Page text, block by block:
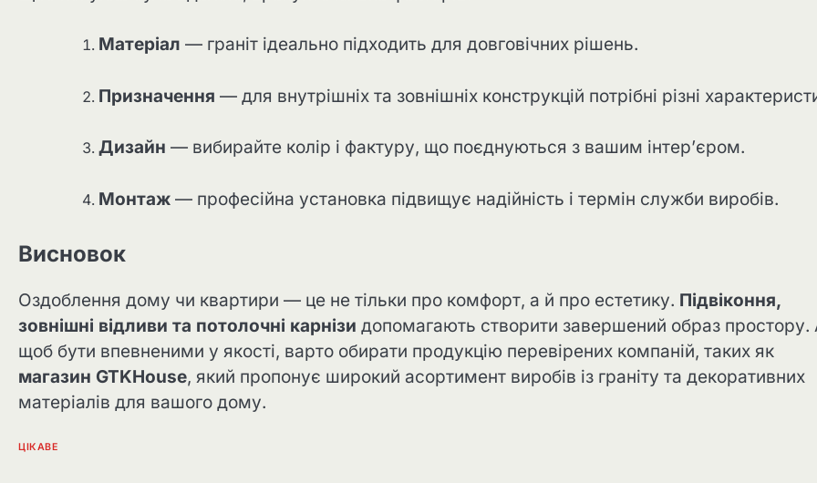
Матеріал — граніт ідеально підходить для довговічних рішень.
Призначення — для внутрішніх та зовнішніх конструкцій потрібні різні
Дизайн — вибирайте колір і фактуру, що поєднуються з вашим інтер’єром.
Монтаж — професійна установка підвищує надійність і термін служби виробів.
Висновок
Оздоблення дому чи квартири — це не тільки про комфорт, а й про естетику. Підвіконня,
зовнішні відливи та потолочні карнізи допомагають створити завершений образ простору.
щоб бути впевненими у якості, варто обирати продукцію перевірених компаній, таких як
магазин GTKHouse, який пропонує широкий асортимент виробів із граніту та декоративних
матеріалів для вашого дому.
ЦІКАВЕ